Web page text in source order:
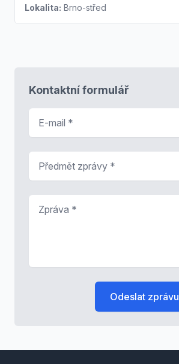
Lokalita: Brno-střed
Kontaktní formulář
Odeslat zprávu